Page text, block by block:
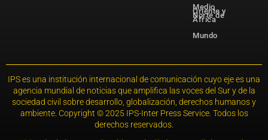
Medio
Oriente y
Norte de
África
Mundo
IPS es una institución internacional de comunicación cuyo eje es una
agencia mundial de noticias que amplifica las voces del Sur y de la
sociedad civil sobre desarrollo, globalización, derechos humanos y
ambiente. Copyright © 2025 IPS-Inter Press Service. Todos los
derechos reservados.